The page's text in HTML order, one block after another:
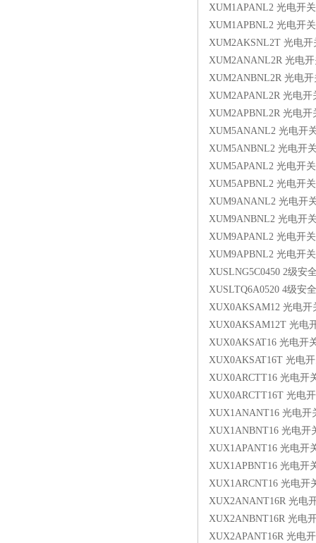
XUM1APANL2 光电开关
XUM1APBNL2 光电开关
XUM2AKSNL2T 光电开
XUM2ANANL2R 光电
XUM2ANBNL2R 光电开
XUM2APANL2R 光电开
XUM2APBNL2R 光电开
XUM5ANANL2 光电开
XUM5ANBNL2 光电开
XUM5APANL2 光电开关
XUM5APBNL2 光电开关
XUM9ANANL2 光电开
XUM9ANBNL2 光电开
XUM9APANL2 光电开关
XUM9APBNL2 光电开关
XUSLNG5C0450 2级安
XUSLTQ6A0520 4级安
XUX0AKSAM12 光电开
XUX0AKSAM12T 光电
XUX0AKSAT16 光电开
XUX0AKSAT16T 光电
XUX0ARCTT16 光电开
XUX0ARCTT16T 光电
XUX1ANANT16 光电开
XUX1ANBNT16 光电开
XUX1APANT16 光电开
XUX1APBNT16 光电开
XUX1ARCNT16 光电开
XUX2ANANT16R 光电
XUX2ANBNT16R 光电
XUX2APANT16R 光电